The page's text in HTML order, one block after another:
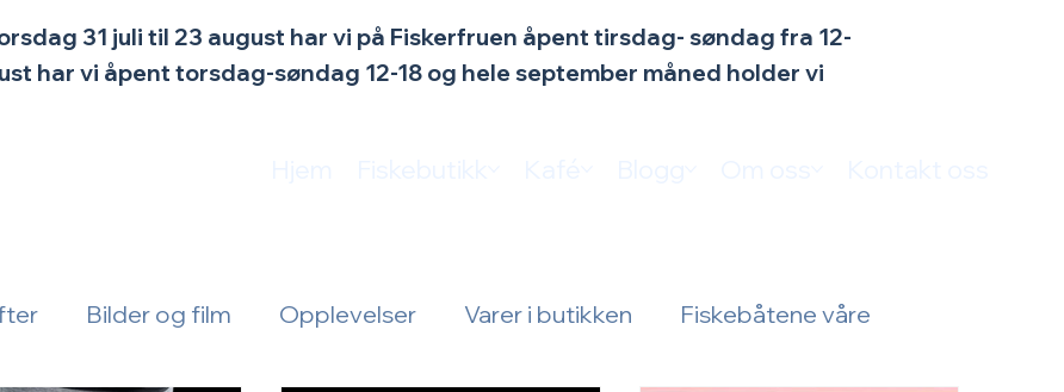
31 juli til 23 august har vi på Fiskerfruen åpent tirsdag- søndag fra 12-
har vi åpent torsdag-søndag 12-18 og hele september måned holder vi
Bilder og film Opplevelser Varer i butikken Fiskebåtene våre